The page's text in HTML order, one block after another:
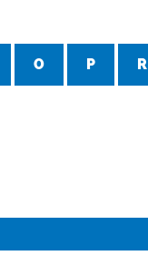
O P R